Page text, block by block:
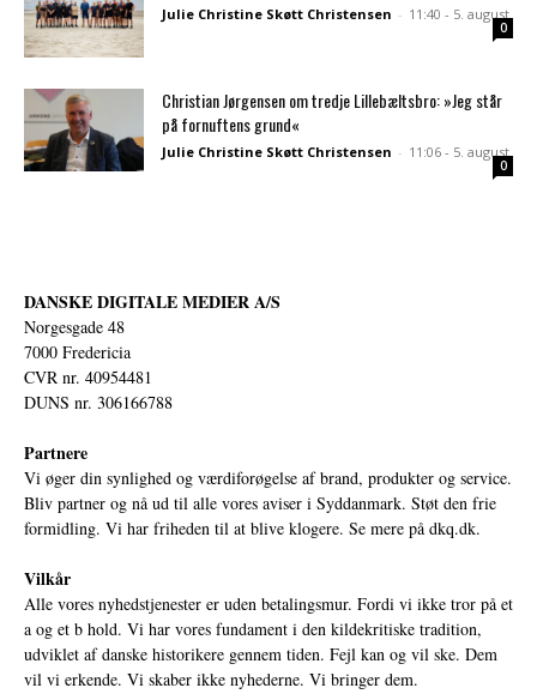
Julie Christine Skøtt Christensen - 11:40 - 5. august
0
Christian Jørgensen om tredje Lillebæltsbro: »Jeg står
på fornuftens grund«
Julie Christine Skøtt Christensen - 11:06 - 5. august
0
DANSKE DIGITALE MEDIER A/S
Norgesgade 48
7000 Fredericia
CVR nr. 40954481
DUNS nr. 306166788
Partnere
Vi øger din synlighed og værdiforøgelse af brand, produkter og service.
Bliv partner og nå ud til alle vores aviser i Syddanmark. Støt den frie
formidling. Vi har friheden til at blive klogere. Se mere på dkq.dk.
Vilkår
Alle vores nyhedstjenester er uden betalingsmur. Fordi vi ikke tror på et
a og et b hold. Vi har vores fundament i den kildekritiske tradition,
udviklet af danske historikere gennem tiden. Fejl kan og vil ske. Dem
vil vi erkende. Vi skaber ikke nyhederne. Vi bringer dem.